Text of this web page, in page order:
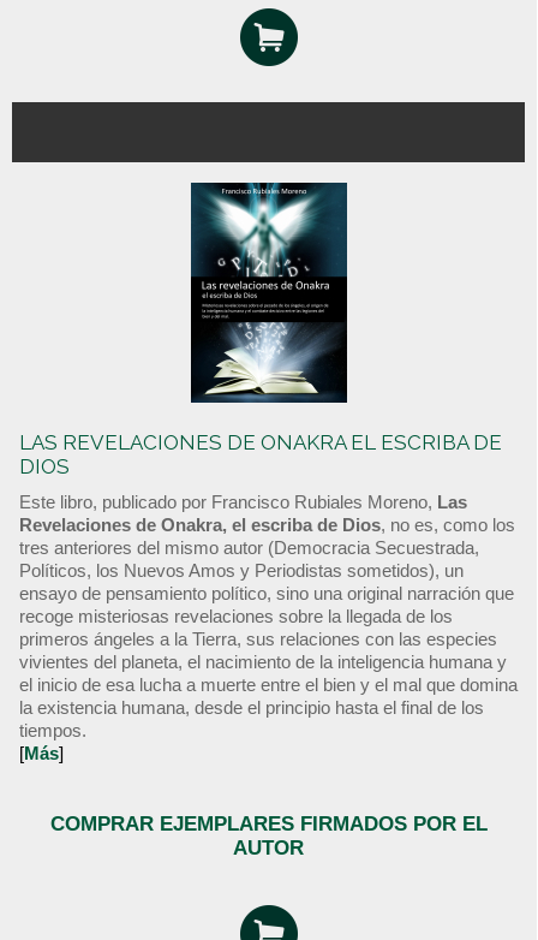
LAS REVELACIONES DE ONAKRA EL ESCRIBA DE
DIOS
Este libro, publicado por Francisco Rubiales Moreno, Las
Revelaciones de Onakra, el escriba de Dios, no es, como los
tres anteriores del mismo autor (Democracia Secuestrada,
Políticos, los Nuevos Amos y Periodistas sometidos), un
ensayo de pensamiento político, sino una original narración que
recoge misteriosas revelaciones sobre la llegada de los
primeros ángeles a la Tierra, sus relaciones con las especies
vivientes del planeta, el nacimiento de la inteligencia humana y
el inicio de esa lucha a muerte entre el bien y el mal que domina
la existencia humana, desde el principio hasta el final de los
tiempos.
[Más]
COMPRAR EJEMPLARES FIRMADOS POR EL
AUTOR